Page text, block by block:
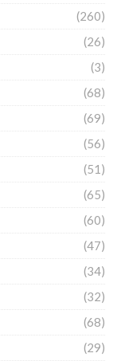
(260)
(26)
(3)
(68)
(69)
(56)
(51)
(65)
(60)
(47)
(34)
(32)
(68)
(29)